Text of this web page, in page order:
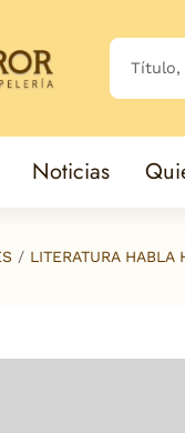
Noticias
LITERATURA HABLA